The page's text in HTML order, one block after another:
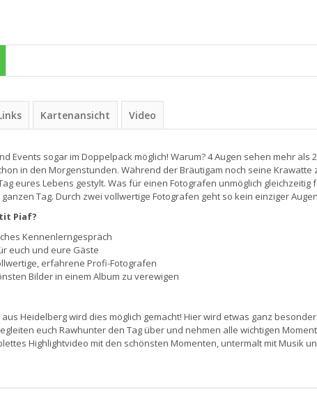
Kartenansicht Video
Events sogar im Doppelpack möglich! Warum? 4 Augen sehen mehr als
in den Morgenstunden. Während der Bräutigam noch seine
eures Lebens gestylt. Was für einen Fotografen unmöglich gleichzeitig
Tag. Durch zwei vollwertige Fotografen geht so kein einziger
Piaf?
Kennenlerngespräch
euch und eure Gäste
erfahrene Profi-Fotografen
Bilder in einem Album zu verewigen
Heidelberg wird dies möglich gemacht! Hier wird etwas ganz
euch Rawhunter den Tag über und nehmen alle wichtigen
Highlightvideo mit den schönsten Momenten, untermalt mit Musik